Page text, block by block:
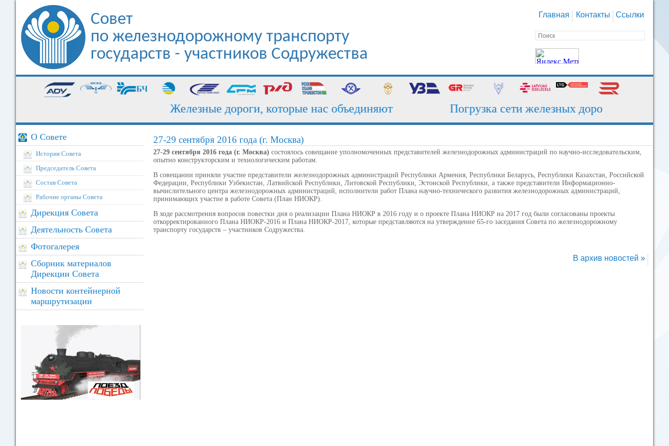
Совет
по железнодорожному транспорту
государств - участников Содружества
Главная Контакты Ссылки
Железные дороги, которые нас объединяют Погрузка сети железных дорог за июль -
О Совете
История Совета
Председатель Совета
Состав Совета
Рабочие органы Совета
Дирекция Совета
Деятельность Совета
Фотогалерея
Сборник материалов
Дирекции Совета
Новости контейнерной
маршрутизации
27-29 сентября 2016 года (г. Москва)
27-29 сентября 2016 года (г. Москва) состоялось совещание уполномоченных представителей железнодорожных администраций по научно-исследовательским,
опытно конструкторским и технологическим работам.
В совещании приняли участие представители железнодорожных администраций Республики Армения, Республики Беларусь, Республики Казахстан, Российской
Федерации, Республики Узбекистан, Латвийской Республики, Литовской Республики, Эстонской Республики, а также представители Информационно-
вычислительного центра железнодорожных администраций, исполнители работ Плана научно-технического развития железнодорожных администраций,
принимающих участие в работе Совета (План НИОКР).
В ходе рассмотрения вопросов повестки дня о реализации Плана НИОКР в 2016 году и о проекте Плана НИОКР на 2017 год были согласованы проекты
откорректированного Плана НИОКР-2016 и Плана НИОКР-2017, которые представляются на утверждение 65-го заседания Совета по железнодорожному
транспорту государств – участников Содружества.
В архив новостей »